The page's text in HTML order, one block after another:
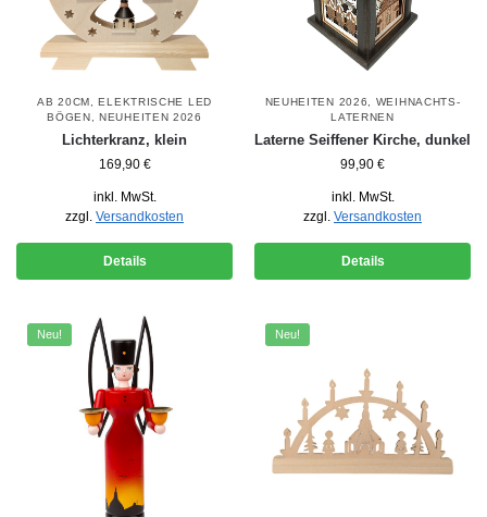
AB 20CM ,ELEKTRISCHE LED
BÖGEN ,NEUHEITEN 2026
Lichterkranz, klein
169,90 €
inkl. MwSt.
zzgl. Versandkosten
Details
NEUHEITEN 2026
WEIHNACHTS-
LATERNEN
Laterne Seiffener Kirche, dunkel
99,90 €
inkl. MwSt.
zzgl. Versandkosten
Details
Neu! Neu!